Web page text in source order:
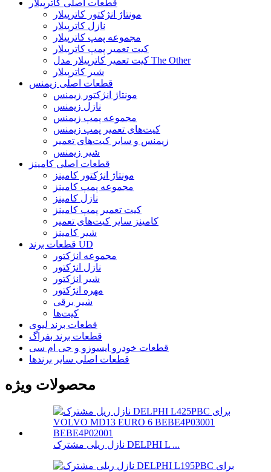
قطعات اصلی کاترپیلار
مونتاژ انژکتور کاترپیلار
نازل کاترپیلار
مجموعه پمپ کاترپیلار
کیت تعمیر پمپ کاترپیلار
کیت تعمیر کاترپیلار مدل The Other
شیر کاترپیلار
قطعات اصلی زیمنس
مونتاژ انژکتور زیمنس
نازل زیمنس
مجموعه پمپ زیمنس
کیت‌های تعمیر پمپ زیمنس
زیمنس و سایر کیت‌های تعمیر
شیر زیمنس
قطعات اصلی کامینز
مونتاژ انژکتور کامینز
مجموعه پمپ کامینز
نازل کامینز
کیت تعمیر پمپ کامینز
کامینز سایر کیت‌های تعمیر
شیر کامینز
قطعات برند UD
مجموعه انژکتور
نازل انژکتور
شیر انژکتور
مهره انژکتور
شیر برقی
کیت‌ها
قطعات برند لیوی
قطعات برند بفراگ
قطعات خودرو ایسوزو و جی ام سی
قطعات اصلی سایر برندها
محصولات ویژه
نازل ریلی مشترک DELPHI L ...